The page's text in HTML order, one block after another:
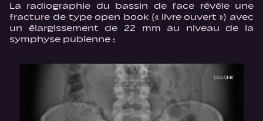
La radiographie du bassin de face révèle une
fracture de type open book (« livre ouvert ») avec
un élargissement de 22 mm au niveau de la
symphyse pubienne :